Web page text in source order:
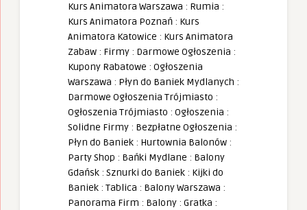
Kurs Animatora Warszawa : Rumia :
Kurs Animatora Poznań : Kurs
Animatora Katowice : Kurs Animatora
Zabaw : Firmy : Darmowe Ogłoszenia :
Kupony Rabatowe : Ogłoszenia
Warszawa : Płyn do Baniek Mydlanych :
Darmowe Ogłoszenia Trójmiasto :
Ogłoszenia Trójmiasto : Ogłoszenia :
Solidne Firmy : Bezpłatne Ogłoszenia :
Płyn do Baniek : Hurtownia Balonów :
Party Shop : Bańki Mydlane : Balony
Gdańsk : Sznurki do Baniek : Kijki do
Baniek : Tablica : Balony Warszawa :
Panorama Firm : Balony : Gratka :